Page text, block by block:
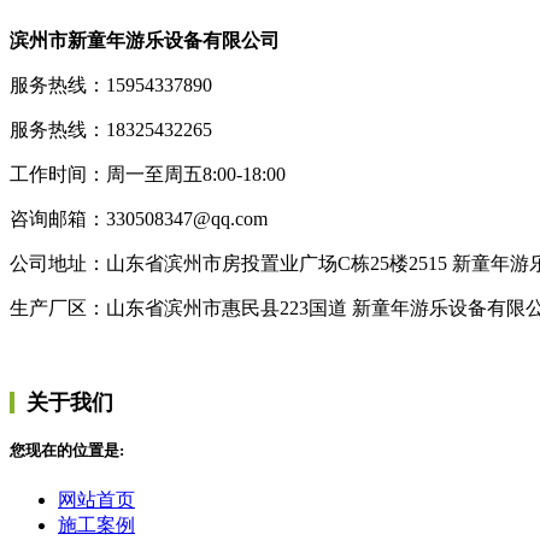
滨州市新童年游乐设备有限公司
服务热线：15954337890
服务热线：18325432265
工作时间：周一至周五8:00-18:00
咨询邮箱：330508347@qq.com
公司地址：山东省滨州市房投置业广场C栋25楼2515 新童年游
生产厂区：山东省滨州市惠民县223国道 新童年游乐设备有限
关于我们
您现在的位置是:
网站首页
施工案例